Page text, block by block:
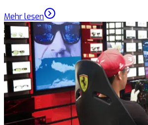
Mehr lesen